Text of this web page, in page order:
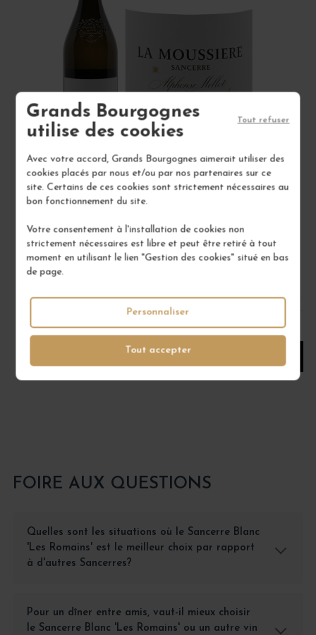
Grands Bourgognes
utilise des cookies
Avec votre accord, Grands Bourgognes aimerait utiliser des
cookies placés par nous et/ou par nos partenaires sur ce
site. Certains de ces cookies sont strictement nécessaires au
bon fonctionnement du site.
Votre consentement à l'installation de cookies non
strictement nécessaires est libre et peut être retiré à tout
moment en utilisant le lien "Gestion des cookies" situé en bas
de page.
Tout accepter
Tout refuser
Personnaliser
SANCERRE BLANC "LA MOUSSIÈRE" 2025
Val de Loire - Centre
ALPHONSE MELLOT
26,00 €
1
AJOUTER AU PANIER
FOIRE AUX QUESTIONS
Quelles sont les situations où le Sancerre Blanc
'Les Romains' est le meilleur choix par rapport
à d'autres Sancerres?
Pour un dîner entre amis, vaut-il mieux choisir
le Sancerre Blanc 'Les Romains' ou un autre vin